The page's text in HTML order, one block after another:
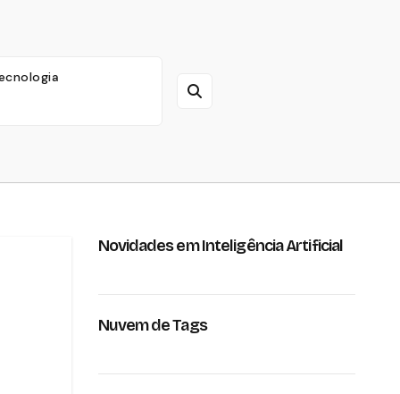
Novidades em Inteligência Artificial
Nuvem de Tags